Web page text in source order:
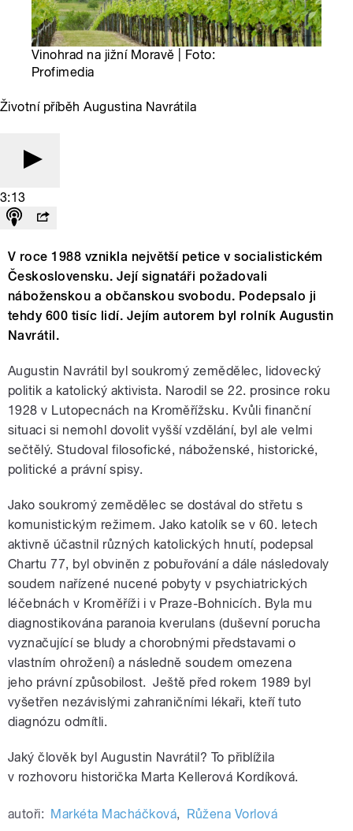
Vinohrad na jižní Moravě | Foto:
Profimedia
Životní příběh Augustina Navrátila
3:13
V roce 1988 vznikla největší petice v socialistickém
Československu. Její signatáři požadovali
náboženskou a občanskou svobodu. Podepsalo ji
tehdy 600 tisíc lidí. Jejím autorem byl rolník Augustin
Navrátil.
Augustin Navrátil byl soukromý zemědělec, lidovecký
politik a katolický aktivista. Narodil se 22. prosince roku
1928 v Lutopecnách na Kroměřížsku. Kvůli finanční
situaci si nemohl dovolit vyšší vzdělání, byl ale velmi
sečtělý. Studoval filosofické, náboženské, historické,
politické a právní spisy.
Jako soukromý zemědělec se dostával do střetu s
komunistickým režimem. Jako katolík se v 60. letech
aktivně účastnil různých katolických hnutí, podepsal
Chartu 77, byl obviněn z pobuřování a dále následovaly
soudem nařízené nucené pobyty v psychiatrických
léčebnách v Kroměříži i v Praze-Bohnicích. Byla mu
diagnostikována paranoia kverulans (duševní porucha
vyznačující se bludy a chorobnými představami o
vlastním ohrožení) a následně soudem omezena
jeho právní způsobilost. Ještě před rokem 1989 byl
vyšetřen nezávislými zahraničními lékaři, kteří tuto
diagnózu odmítli.
Jaký člověk byl Augustin Navrátil? To přiblížila
v rozhovoru historička Marta Kellerová Kordíková.
autoři: Markéta Macháčková, Růžena Vorlová